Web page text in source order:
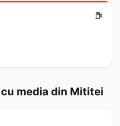
media din Mititei